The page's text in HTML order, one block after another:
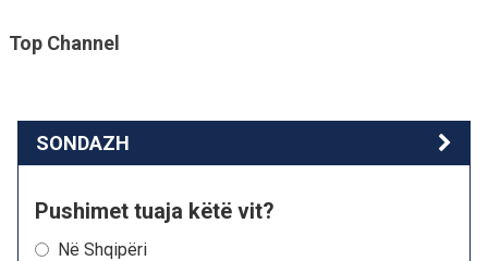
Top Channel
SONDAZH
Pushimet tuaja këtë vit?
Në Shqipëri